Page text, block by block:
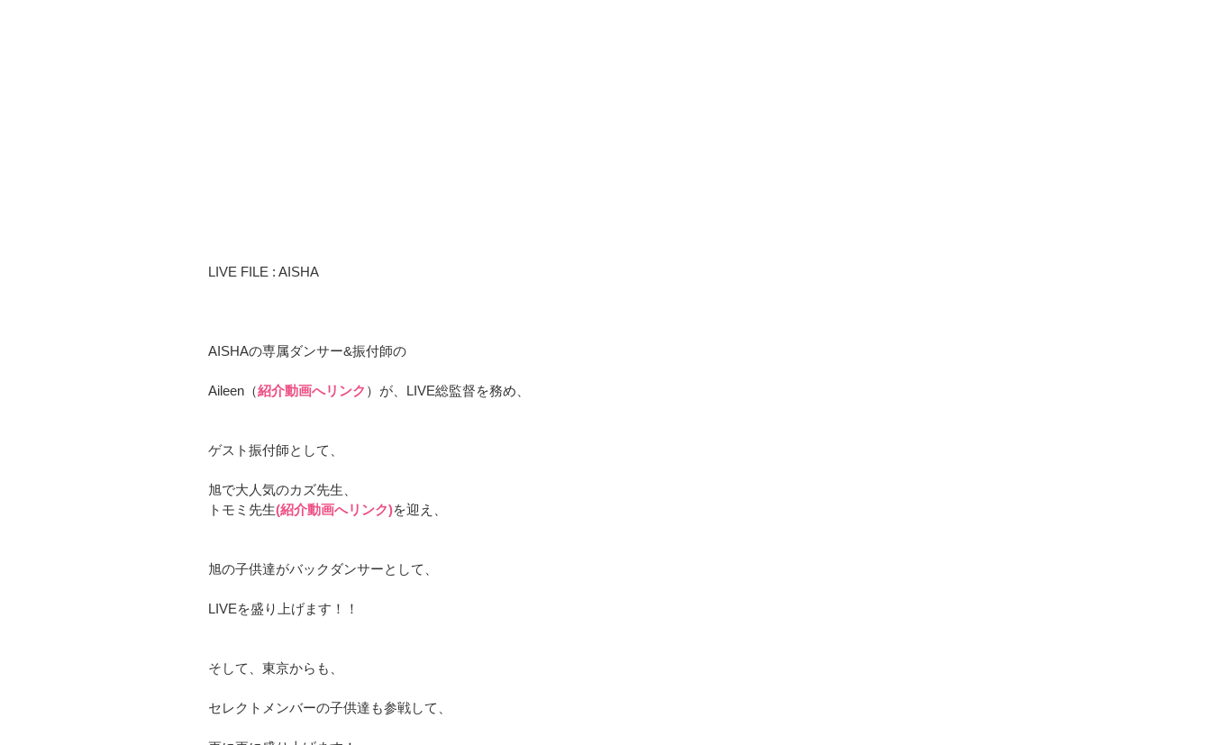
LIVE FILE : AISHA
AISHAの専属ダンサー&振付師の
Aileen（紹介動画へリンク ）が、LIVE総監督を務め、
ゲスト振付師として、
旭で大人気のカズ先生、
トモミ先生(紹介動画へリンク)を迎え、
旭の子供達がバックダンサーとして、
LIVEを盛り上げます！！
そして、東京からも、
セレクトメンバーの子供達も参戦して、